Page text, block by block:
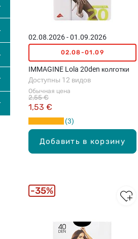
Добавить в корзину
02.08.2026 - 01.09.2026
02.08-01.09
IMMAGINE Lola 20den колготки
Обычная цена
1,53 €
2,55 €
Доступны 12 видов
3
35%